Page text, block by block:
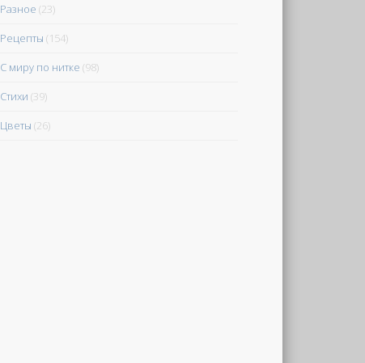
Разное (23)
Рецепты (154)
С миру по нитке (98)
Стихи (39)
Цветы (26)